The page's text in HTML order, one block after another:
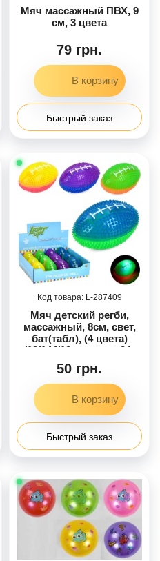
Мяч массажный ПВХ, 9
см, 3 цвета
79 грн.
Быстрый заказ
287409
Мяч детский регби,
массажный, 8см, свет,
бат(табл), (4 цвета)
/12/144/12шт в кор. 24-
6,5-19см
50 грн.
Быстрый заказ